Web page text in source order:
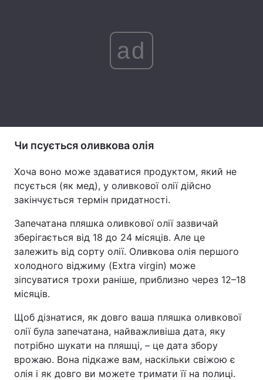
ad
Чи псується оливкова олія
Хоча воно може здаватися продуктом, який не
псується (як мед), у оливкової олії дійсно
закінчується термін придатності.
Запечатана пляшка оливкової олії зазвичай
зберігається від 18 до 24 місяців. Але це
залежить від сорту олії. Оливкова олія першого
холодного віджиму (Extra virgin) може
зіпсуватися трохи раніше, приблизно через 12–18
місяців.
Щоб дізнатися, як довго ваша пляшка оливкової
олії була запечатана, найважливіша дата, яку
потрібно шукати на пляшці, – це дата збору
врожаю. Вона підкаже вам, наскільки свіжою є
олія і як довго ви можете тримати її на полиці.